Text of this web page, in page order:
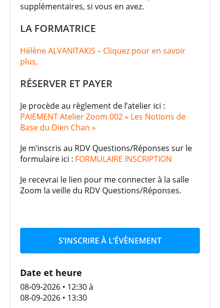
supplémentaires, si vous en avez.
LA FORMATRICE
Hélène ALVANITAKIS – Cliquez pour en savoir
plus,
RÉSERVER ET PAYER
Je procède au règlement de l’atelier ici :
PAIEMENT Atelier Zoom 002 « Les Notions de
Base du Dien Chan »
Je m’inscris au RDV Questions/Réponses sur le
formulaire ici : FORMULAIRE INSCRIPTION
Je recevrai le lien pour me connecter à la salle
Zoom la veille du RDV Questions/Réponses.
S’INSCRIRE À L’ÉVÈNEMENT
Date et heure
08-09-2026 • 12:30à
08-09-2026 • 13:30